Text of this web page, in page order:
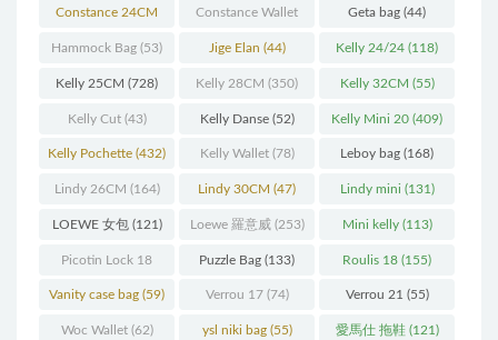
(93) (571)
Constance 24CM
(216)
Constance Wallet
(60)
Geta bag (44)
Hammock Bag (53) Jige Elan (44) Kelly 24/24 (118)
Kelly 25CM (728) Kelly 28CM (350) Kelly 32CM (55)
Kelly Cut(43) Kelly Danse(52) Kelly Mini 20 (409)
Kelly Pochette (432) Kelly Wallet(78) Leboy bag (168)
Lindy 26CM (164) Lindy 30CM (47) Lindy mini (131)
LOEWE 女包(121) Loewe 羅意威(253) Mini kelly(113)
Picotin Lock 18
(202)
Puzzle Bag (133) Roulis 18 (155)
Vanity case bag (59) Verrou 17(74) Verrou 21 (55)
Woc Wallet(62) ysl niki bag(55) 愛馬仕 拖鞋(121)